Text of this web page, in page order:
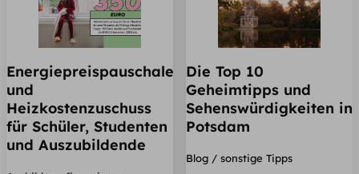
Energiepreispauschale
und
Heizkostenzuschuss
für Schüler, Studenten
und Auszubildende
Die Top 10
Geheimtipps und
Sehenswürdigkeiten in
Potsdam
Blog / sonstige Tipps